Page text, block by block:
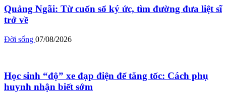
Quảng Ngãi: Từ cuốn sổ ký ức, tìm đường đưa liệt sĩ
trở về
Đời sống 07/08/2026
Học sinh “độ” xe đạp điện để tăng tốc: Cách phụ
huynh nhận biết sớm